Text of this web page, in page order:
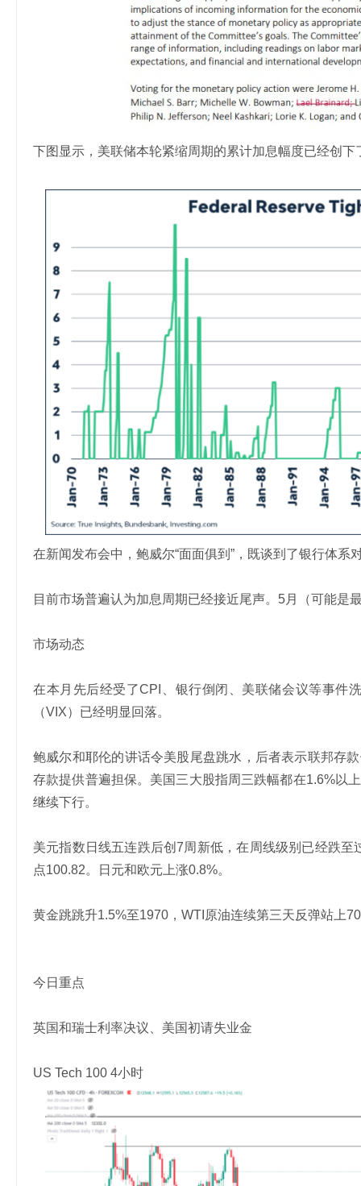
下图显示，美联储本轮紧缩周期的累计加息幅度已经创
在新闻发布会中，鲍威尔“面面俱到”，既谈到了银行体
目前市场普遍认为加息周期已经接近尾声。5月（可能是
市场动态
在本月先后经受了CPI、银行倒闭、美联储会议等事件
（VIX）已经明显回落。
鲍威尔和耶伦的讲话令美股尾盘跳水，后者表示联邦存
存款提供普遍担保。美国三大股指周三跌幅都在1.6%以
继续下行。
美元指数日线五连跌后创7周新低，在周线级别已经跌
点100.82。日元和欧元上涨0.8%。
黄金跳跳升1.5%至1970，WTI原油连续第三天反弹站上
今日重点
英国和瑞士利率决议、美国初请失业金
US Tech 100 4小时